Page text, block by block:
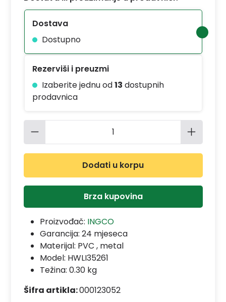
Dostava
Dostupno
Rezerviši i preuzmi
Izaberite jednu od13 dostupnih
prodavnica
Količina proizvoda: Unesite
Dodati u korpu
Brza kupovina
Proizvođač: INGCO
Garancija: 24 mjeseca
Materijal: PVC , metal
Model: HWLI35261
Težina: 0.30 kg
Šifra artikla:000123052